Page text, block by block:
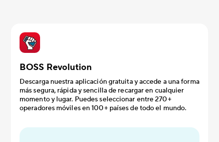
BOSS Revolution
Descarga nuestra aplicación gratuita y accede a una forma
más segura, rápida y sencilla de recargar en cualquier
momento y lugar. Puedes seleccionar entre 270+
operadores móviles en 100+ países de todo el mundo.